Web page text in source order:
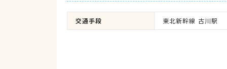
交通手段 東北新幹線 古川駅